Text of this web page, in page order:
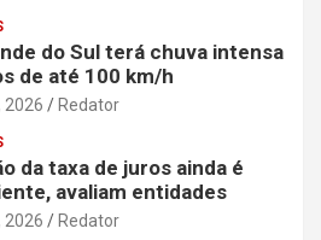
do Sul terá chuva intensa
de até 100 km/h
2026 Redator
da taxa de juros ainda é
avaliam entidades
2026 Redator